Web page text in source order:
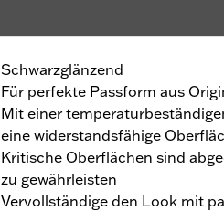
Schwarzglänzend
Für perfekte Passform aus
Mit einer
eine widerstandsfähige
Kritische Oberflächen sind
zu gewährleisten
Vervollständige den Look mit